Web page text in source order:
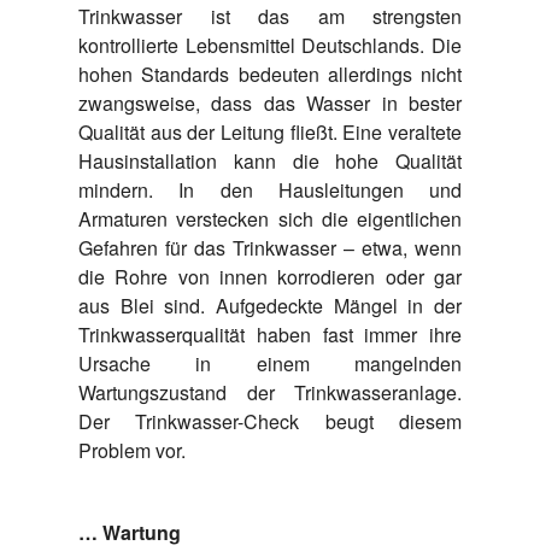
Trinkwasser ist das am strengsten
kontrollierte Lebensmittel Deutschlands. Die
hohen Standards bedeuten allerdings nicht
zwangsweise, dass das Wasser in bester
Qualität aus der Leitung fließt. Eine veraltete
Hausinstallation kann die hohe Qualität
mindern. In den Hausleitungen und
Armaturen verstecken sich die eigentlichen
Gefahren für das Trinkwasser – etwa, wenn
die Rohre von innen korrodieren oder gar
aus Blei sind. Aufgedeckte Mängel in der
Trinkwasserqualität haben fast immer ihre
Ursache in einem mangelnden
Wartungszustand der Trinkwasseranlage.
Der Trinkwasser-Check beugt diesem
Problem vor.
… Wartung